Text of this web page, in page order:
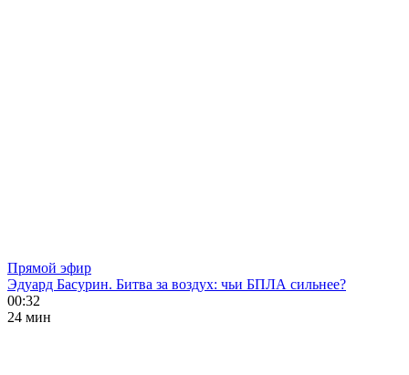
Прямой эфир
Эдуард Басурин. Битва за воздух: чьи БПЛА сильнее?
00:32
24 мин